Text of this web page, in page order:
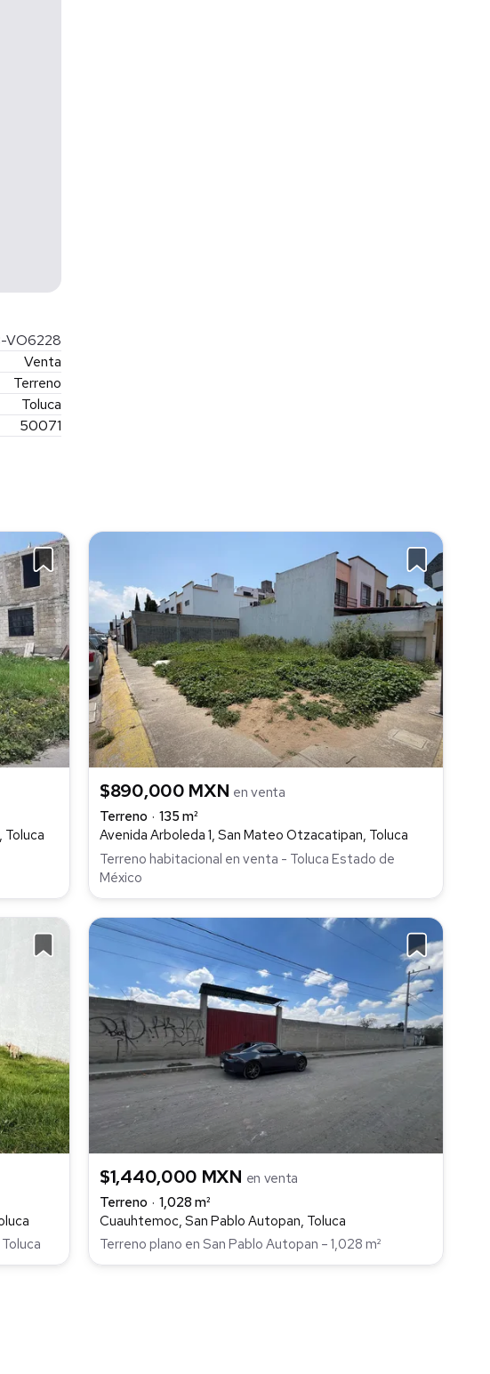
de
VO6228
Venta
Terreno
Toluca
50071
$890,000 MXN en venta
Terreno
135 m²
Avenida Arboleda 1, San Mateo Otzacatipan, Toluca
Terreno habitacional en venta - Toluca Estado de
México
$1,440,000 MXN en venta
Terreno
1,028 m²
Cuauhtemoc, San Pablo Autopan, Toluca
Terreno plano en San Pablo Autopan – 1,028 m²